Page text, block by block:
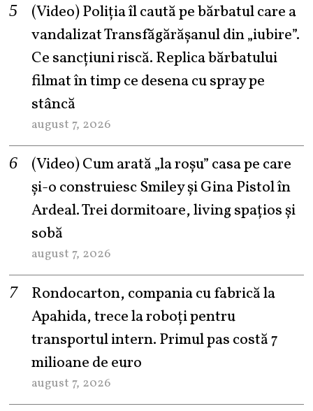
(Video) Poliția îl caută pe bărbatul care a
vandalizat Transfăgărășanul din „iubire”.
Ce sancțiuni riscă. Replica bărbatului
filmat în timp ce desena cu spray pe
stâncă
august 7, 2026
(Video) Cum arată „la roşu” casa pe care
şi-o construiesc Smiley şi Gina Pistol în
Ardeal. Trei dormitoare, living spațios și
sobă
august 7, 2026
Rondocarton, compania cu fabrică la
Apahida, trece la roboți pentru
transportul intern. Primul pas costă 7
milioane de euro
august 7, 2026